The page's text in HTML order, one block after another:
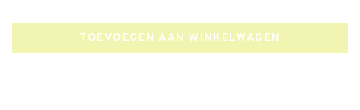
TOEVOEGEN AAN WINKELWAGEN